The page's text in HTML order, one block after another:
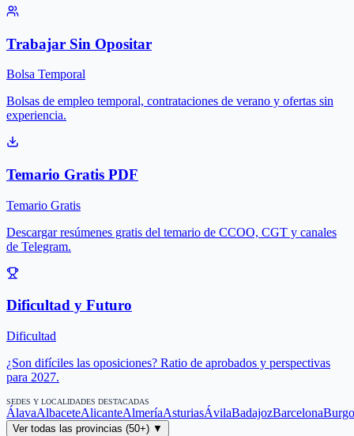
Trabajar Sin Opositar
Bolsa Temporal
Bolsas de empleo temporal, contrataciones de verano y ofertas sin
experiencia.
Temario Gratis PDF
Temario Gratis
Descargar resúmenes gratis del temario de CCOO, CGT y canales
de Telegram.
Dificultad y Futuro
Dificultad
¿Son difíciles las oposiciones? Ratio de aprobados y perspectivas
para 2027.
SEDES Y LOCALIDADES DESTACADAS
ÁlavaAlbaceteAlicanteAlmeríaAsturiasÁvilaBadajozBarcelona
Ver todas las provincias (50+) ▼